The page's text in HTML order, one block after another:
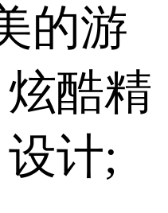
的游
酷精
计;